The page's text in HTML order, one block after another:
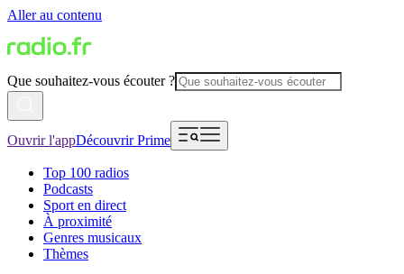
Aller au contenu
Que souhaitez-vous écouter ?
Ouvrir l'appDécouvrir Prime
Top 100 radios
Podcasts
Sport en direct
À proximité
Genres musicaux
Thèmes